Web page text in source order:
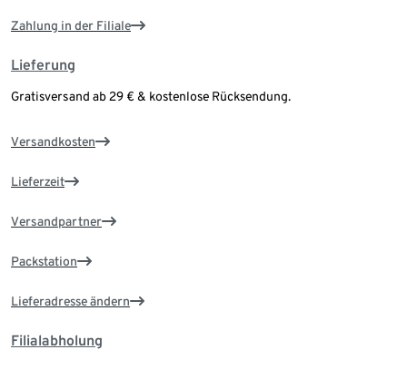
Zahlung in der Filiale
Lieferung
Gratisversand ab 29 € & kostenlose Rücksendung.
Versandkosten
Lieferzeit
Versandpartner
Packstation
Lieferadresse ändern
Filialabholung